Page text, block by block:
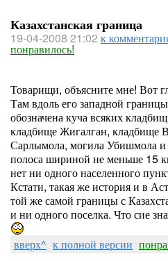
Казахстанская граница
19-04-2008 21:02 к
понравилось!
Товарищи, объясните мне! Вот
Там вдоль его западной
обозначена куча всяких
кладбище Жигалган, кладбище
Сарлымола, могила Убишмола и
полоса шириной не меньше 15
нет ни одного населенного
Кстати, такая же история и в
той же самой границы с
и ни одного поселка. Что сие
вверх^ к полной версии